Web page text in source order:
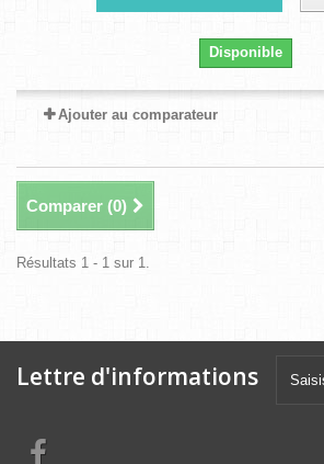
Disponible
Ajouter au comparateur
Comparer (0)
Résultats 1 - 1 sur 1.
Lettre d'informations